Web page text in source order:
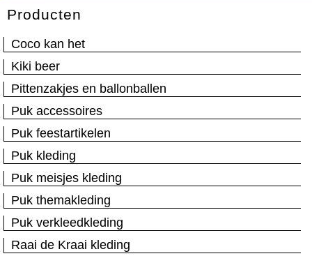
Producten
Coco kan het
Kiki beer
Pittenzakjes en ballonballen
Puk accessoires
Puk feestartikelen
Puk kleding
Puk meisjes kleding
Puk themakleding
Puk verkleedkleding
Raai de Kraai kleding